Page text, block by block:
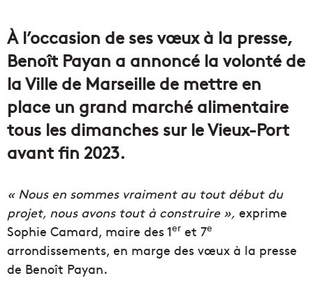
À l’occasion de ses vœux à la presse,
Benoît Payan a annoncé la volonté de
la Ville de Marseille de mettre en
place un grand marché alimentaire
tous les dimanches sur le Vieux-Port
avant fin 2023.
« Nous en sommes vraiment au tout début du
projet, nous avons tout à construire », exprime
Sophie Camard, maire des 1er et 7e
arrondissements, en marge des vœux à la presse
de Benoît Payan.